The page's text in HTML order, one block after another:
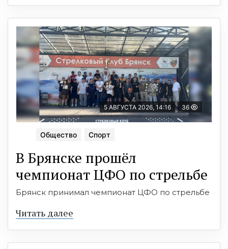
5 АВГУСТА 2026, 14:16 36
Общество Спорт
В Брянске прошёл
чемпионат ЦФО по стрельбе
Брянск принимал чемпионат ЦФО по стрельбе
Читать далее